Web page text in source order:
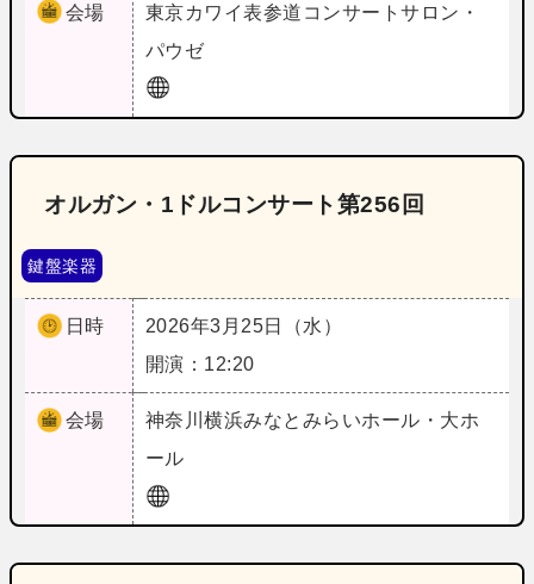
会場 東京カワイ表参道コンサートサロン・
パウゼ
オルガン・1ドルコンサート第256回
鍵盤楽器
日時
2026年3月25日（水）
開演：12:20
会場 神奈川横浜みなとみらいホール・大ホ
ール